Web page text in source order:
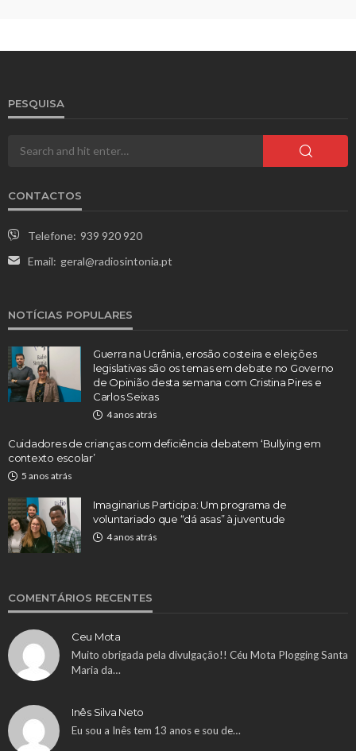
PESQUISA
CONTACTOS
Telefone: 939 920 920
Email: geral@radiosintonia.pt
NOTÍCIAS POPULARES
Guerra na Ucrânia, erosão costeira e eleições
legislativas são os temas em debate no Governo
de Opinião desta semana com Cristina Pires e
Carlos Seixas
4 anos atrás
Cuidadores de crianças com deficiência debatem ‘Bullying em
contexto escolar’
5 anos atrás
Imaginarius Participa: Um programa de
voluntariado que “dá asas” à juventude
4 anos atrás
COMENTÁRIOS RECENTES
Ceu Mota
Muito obrigada pela divulgação!! Céu Mota Plogging Santa
Maria da…
Inês Silva Neto
Eu sou a Inês tem 13 anos e sou de…